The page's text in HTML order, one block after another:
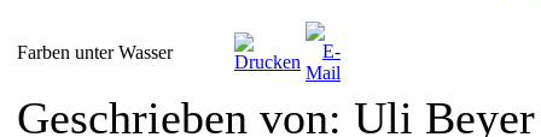
Farben unter Wasser
Geschrieben von: Uli